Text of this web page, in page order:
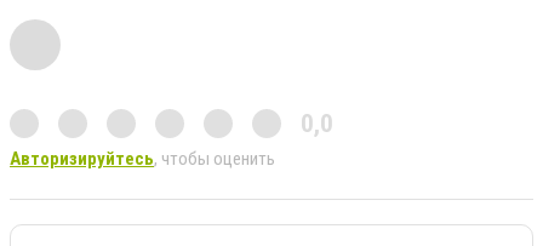
0,0
Авторизируйтесь, чтобы оценить